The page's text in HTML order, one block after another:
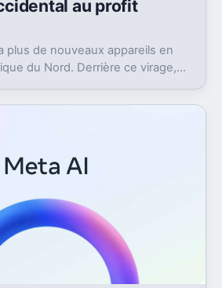
au profit
plus de nouveaux appareils en
du Nord. Derrière ce virage,